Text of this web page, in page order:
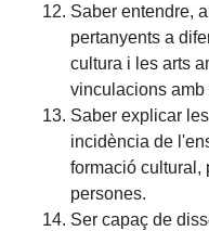
Saber entendre,
pertanyents a
cultura i les arts
vinculacions amb
Saber explicar
incidència de
formació cultural,
persones.
Ser capaç de